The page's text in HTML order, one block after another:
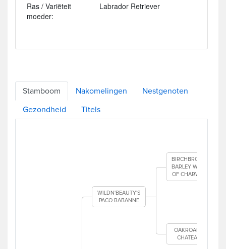
Ras / Variëteit
moeder:
Labrador Retriever
Stamboom Nakomelingen Nestgenoten
Gezondheid Titels
WILDN'BEAUTY'S
PACO RABANNE
BIRCHBROOK
BARLEY WINE
OF CHARWAY
OAKROAD'S
CHATEAU